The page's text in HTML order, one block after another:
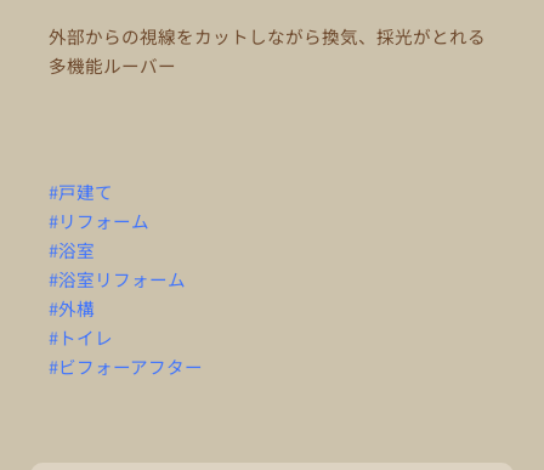
外部からの視線をカットしながら換気、採光がとれる
多機能ルーバー
#戸建て
#リフォーム
#浴室
#浴室リフォーム
#外構
#トイレ
#ビフォーアフター